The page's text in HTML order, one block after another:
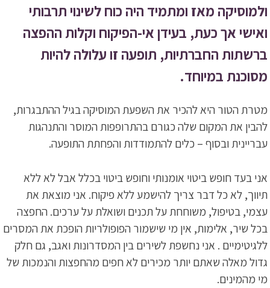
ולמוסיקה מאז ומתמיד היה כוח לשינוי תרבותי
ואישי אך כעת, בעידן אי-הפיקוח וקלות ההפצה
ברשתות החברתיות, תופעה זו עלולה להיות
מסוכנת במיוחד.
מטרת הטור היא להכיר את השפעת המוסיקה בגיל ההתבגרות,
להבין את המקום שלה כגורם בהתרופפות המוסר והתנהגות
עבריינית ובסוף – כלים להתמודדות והפחתת התופעה.
אני בעד חופש ביטוי אומנותי וחופש ביטוי בכלל אבל לא ללא
תיווך, לא כל דבר צריך להישמע ללא פיקוח. אני מוצאת את
עצמי, בטיפול, משוחחת על תכנים ושואלת על ערכים. החפצה
בכל שיר, אלימות, אין מי שישמור הפופולריות הופכת את המסרים
ללגיטימיים . אני נחשפת לשירים בין המסדרונות ואגב, גם חלק
גדול מאלה שאתם יותר מכירים לא חפים מהחפצות והנמכות של
מי מהמינים.